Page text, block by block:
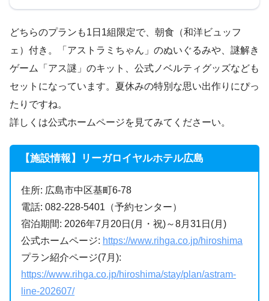
どちらのプランも1日1組限定で、朝食（和洋ビュッフ
ェ）付き。「アストラミちゃん」のぬいぐるみや、謎解き
ゲーム「アス謎」のキット、公式ノベルティグッズなども
セットになっています。夏休みの特別な思い出作りにぴっ
たりですね。
詳しくは公式ホームページを見てみてくださーい。
【施設情報】リーガロイヤルホテル広島
住所: 広島市中区基町6-78
電話: 082-228-5401（予約センター）
宿泊期間: 2026年7月20日(月・祝)～8月31日(月)
公式ホームページ: https://www.rihga.co.jp/hiroshima
プラン紹介ページ(7月):
https://www.rihga.co.jp/hiroshima/stay/plan/astram-
line-202607/